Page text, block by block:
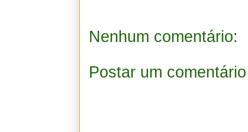
Nenhum comentário:
Postar um comentário